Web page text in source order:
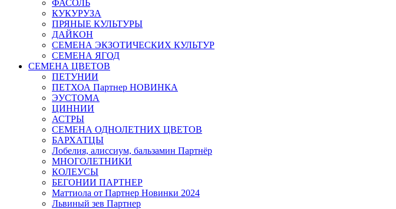
ФАСОЛЬ
КУКУРУЗА
ПРЯНЫЕ КУЛЬТУРЫ
ДАЙКОН
СЕМЕНА ЭКЗОТИЧЕСКИХ КУЛЬТУР
СЕМЕНА ЯГОД
СЕМЕНА ЦВЕТОВ
ПЕТУНИИ
ПЕТХОА Партнер НОВИНКА
ЭУСТОМА
ЦИННИИ
АСТРЫ
СЕМЕНА ОДНОЛЕТНИХ ЦВЕТОВ
БАРХАТЦЫ
Лобелия, алиссиум, бальзамин Партнёр
МНОГОЛЕТНИКИ
КОЛЕУСЫ
БЕГОНИИ ПАРТНЕР
Маттиола от Партнер Новинки 2024
Львиный зев Партнер